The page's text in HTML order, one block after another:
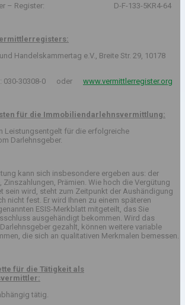
– Register: D-F-133-5KR4-64
Handelskammertag e.V., Breite Str. 29, 10178
030-30308-0 oder www.vermittlerregister.org
für die Immobiliendarlehnsvermittlung:
Leistungsentgelt für die erfolgreiche
Darlehnsgeber.
kann sich insbesondere ergeben aus: der
Prämien. Wie hoch die Vergütung
sein wird, steht zum Zeitpunkt der Aushändigung
nicht fest. Er wird Ihnen zu einem späteren
ESIS-Merkblatt mitgeteilt, das Sie
ausgehändigt bekommen. Wird das
gezahlt, können weitere variable
die sich an qualitativen Merkmalen bemessen.
für die Tätigkeit als
tätig.